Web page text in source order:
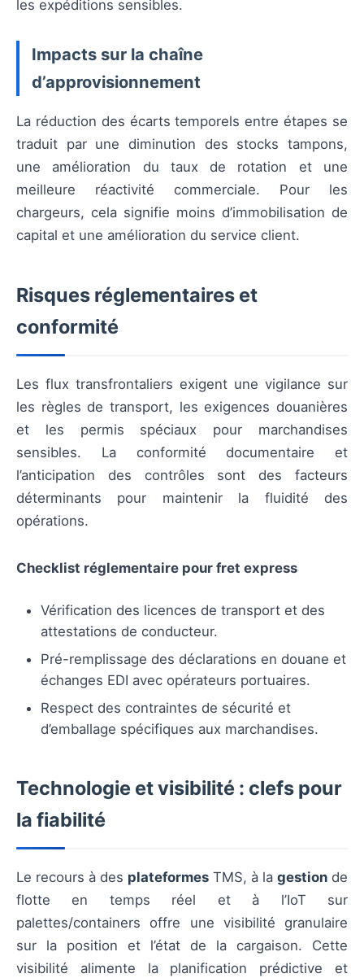
les expéditions sensibles.
Impacts sur la chaîne
d’approvisionnement
La réduction des écarts temporels entre étapes se
traduit par une diminution des stocks tampons,
une amélioration du taux de rotation et une
meilleure réactivité commerciale. Pour les
chargeurs, cela signifie moins d’immobilisation de
capital et une amélioration du service client.
Risques réglementaires et
conformité
Les flux transfrontaliers exigent une vigilance sur
les règles de transport, les exigences douanières
et les permis spéciaux pour marchandises
sensibles. La conformité documentaire et
l’anticipation des contrôles sont des facteurs
déterminants pour maintenir la fluidité des
opérations.
Checklist réglementaire pour fret express
Vérification des licences de transport et des
attestations de conducteur.
Pré-remplissage des déclarations en douane et
échanges EDI avec opérateurs portuaires.
Respect des contraintes de sécurité et
d’emballage spécifiques aux marchandises.
Technologie et visibilité : clefs pour
la fiabilité
Le recours à des plateformes TMS, à la gestion de
flotte en temps réel et à l’IoT sur
palettes/containers offre une visibilité granulaire
sur la position et l’état de la cargaison. Cette
visibilité alimente la planification prédictive et